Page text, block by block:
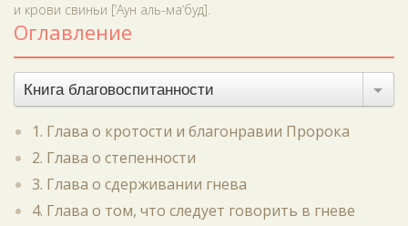
и крови свиньи [‘Аун аль-ма‘буд].
Оглавление
Книга благовоспитанности
1. Глава о кротости и благонравии Пророка
2. Глава о степенности
3. Глава о сдерживании гнева
4. Глава о том, что следует говорить в гневе